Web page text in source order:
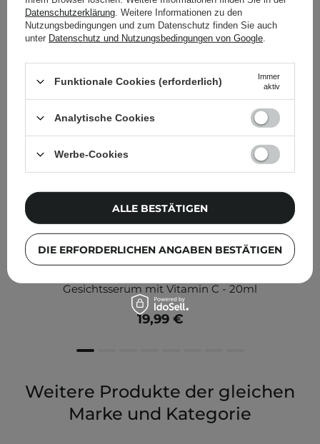
Gesichtsserum mit Vitamin C - 20ml
19,99 €
Weitere Produkte der gleichen
Marke und Kategorie
Datenschutzerklärung . Weitere Informationen zu den
Nutzungsbedingungen und zum Datenschutz finden Sie auch
unter Datenschutz und Nutzungsbedingungen von Google
Funktionale Cookies (erforderlich)
Immer
aktiv
Analytische Cookies
Werbe-Cookies
DIE ERFORDERLICHEN ANGABEN BESTÄTIGEN
ALLE BESTÄTIGEN